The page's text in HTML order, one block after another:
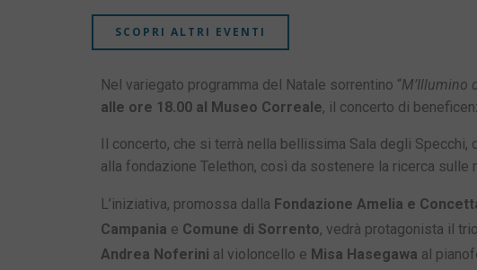
SCOPRI ALTRI EVENTI
Nel variegato programma del Natale sorrentino “M’Illumino
alle ore 18.00 al Museo Correale, il concerto di
Il concerto, che si terrà nella bellissima Sala degli
alla fondazione Telethon, così da sostenere la ricerca sulle
L’iniziativa, promossa dalla Fondazione Amelia e
Campania e Comune di Sorrento, vedrà protagonista il
Andrea Noferini al violoncello e Misa Hasegawa al